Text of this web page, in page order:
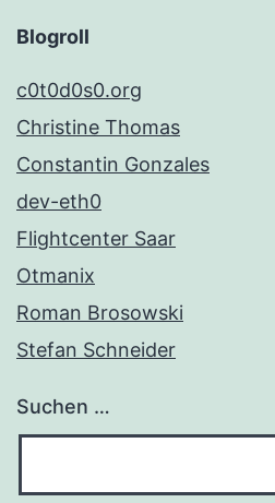
Blogroll
c0t0d0s0.org
Christine Thomas
Constantin Gonzales
dev-eth0
Flightcenter Saar
Otmanix
Roman Brosowski
Stefan Schneider
Suchen …